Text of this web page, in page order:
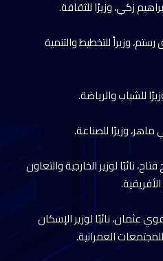
زكي، وزيرًا للثقافة.
وزيراً للتخطيط والتنمية
للشباب والرياضة.
وزيرًا للصناعة.
نائبًا لوزير الخارجية والتعاون
عثمان، نائبًا لوزير الإسكان
العمرانية.